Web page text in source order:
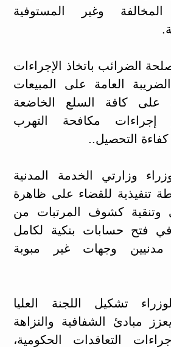
وغير المستوفية
الضرائب باتخاذ الإجراءات
العامة على المبيعات
على كافة السلع الخاضعة
إجراءات مكافحة التهرب
التحصيل..
وزارتي الخدمة المدنية
تنفيذية للقضاء على ظاهرة
وتنقية كشوف المرتبات من
في فتح حسابات بنكية لكامل
وجهات غير مبوبة
تشكيل اللجنة العليا
مبادئ الشفافية والنزاهة
التعاقدات الحكومية،